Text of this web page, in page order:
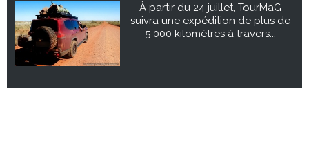
À partir du 24 juillet, TourMaG
suivra une expédition de plus de
5 000 kilomètres à travers...